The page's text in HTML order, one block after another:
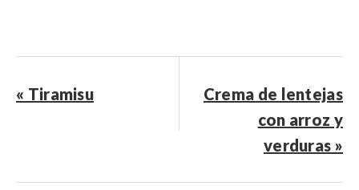
« Tiramisu
Crema de lentejas
con arroz y
verduras »